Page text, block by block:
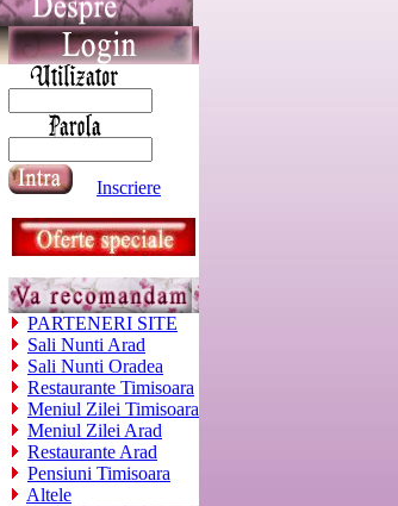
Inscriere
PARTENERI SITE
Sali Nunti Arad
Sali Nunti Oradea
Restaurante Timisoara
Meniul Zilei Timisoara
Meniul Zilei Arad
Restaurante Arad
Pensiuni Timisoara
Altele